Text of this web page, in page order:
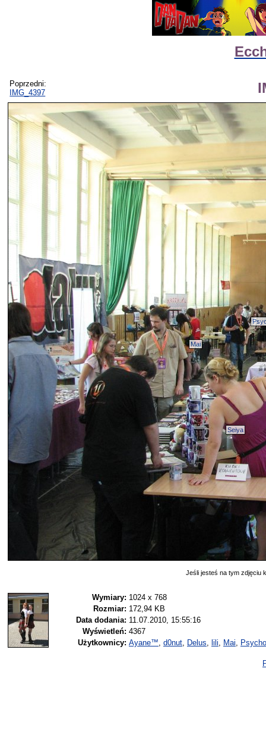
Poprzedni:
IMG_4397
Mai
Seiya
Jeśli jesteś na tym zdjęciu
Wymiary: 1024 x 768
Rozmiar: 172,94 KB
Data dodania: 11.07.2010, 15:55:16
Wyświetleń: 4367
Użytkownicy: Ayane™ d0nut Delus lili Mai